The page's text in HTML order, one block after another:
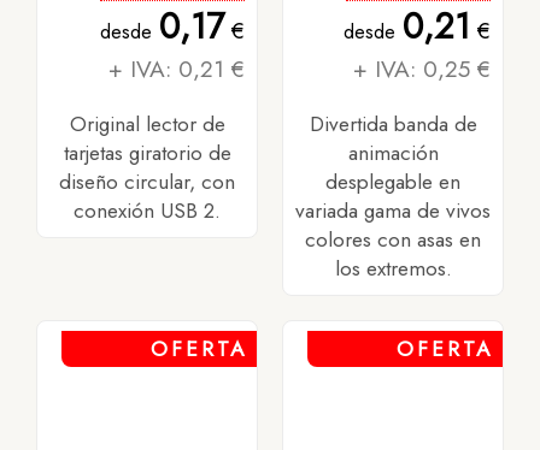
desde 0,17 €
+ IVA: 0,21 €
Original lector de
tarjetas giratorio de
diseño circular, con
conexión USB 2.
desde 0,21 €
+ IVA: 0,25 €
Divertida banda de
animación
desplegable en
variada gama de vivos
colores con asas en
los extremos.
OFERTA OFERTA